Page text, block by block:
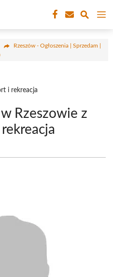
Rzeszów - Ogłoszenia | Sprzedam |
i rekreacja
Rzeszowie z